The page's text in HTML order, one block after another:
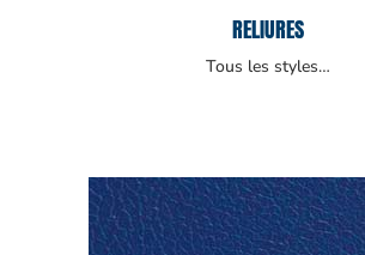
RELIURES
Tous les styles…